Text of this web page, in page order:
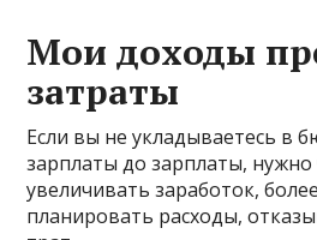
Мои доходы
затраты
Если вы не укладываетесь в
зарплаты до зарплаты,
увеличивать заработок,
планировать расходы,